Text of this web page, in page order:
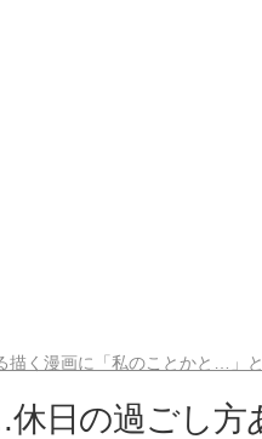
く漫画に「私のことかと…」
日の過ごし方